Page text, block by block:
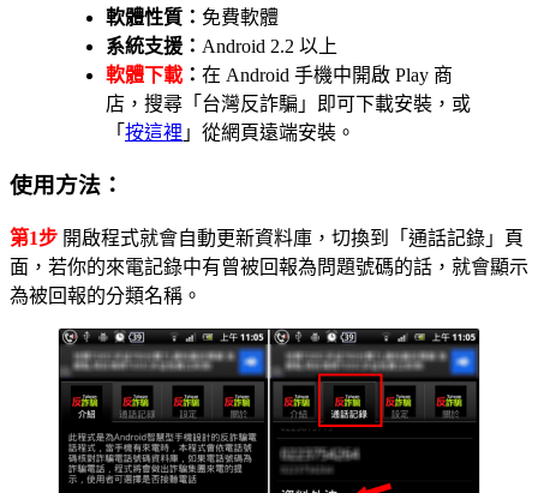
軟體性質： 免費軟體
系統支援： Android 2.2 以上
軟體下載 ： 在 Android 手機中開啟 Play 商
店，搜尋「台灣反詐騙」即可下載安裝，或
「 按這裡 」從網頁遠端安裝。
使用方法：
第1步 開啟程式就會自動更新資料庫，切換到「通話記錄」頁
面，若你的來電記錄中有曾被回報為問題號碼的話，就會顯示
為被回報的分類名稱。